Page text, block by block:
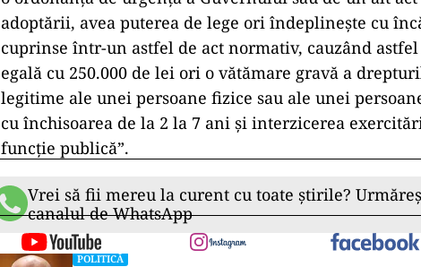
adoptării, avea puterea de lege ori îndeplinește cu
cuprinse într-un astfel de act normativ, cauzând
egală cu 250.000 de lei ori o vătămare gravă a
legitime ale unei persoane fizice sau ale unei
cu închisoarea de la 2 la 7 ani și interzicerea
funcție publică”.
Vrei să fii mereu la curent cu toate știrile?
canalul de WhatsApp
POLITICĂ